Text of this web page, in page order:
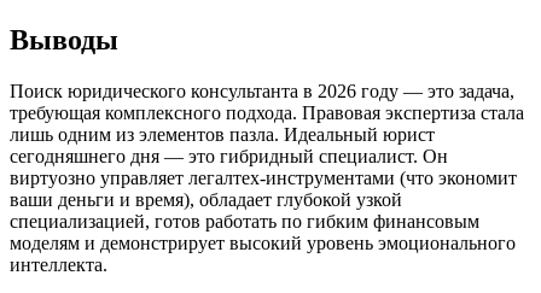
Выводы
Поиск юридического консультанта в 2026 году — это задача,
требующая комплексного подхода. Правовая экспертиза стала
лишь одним из элементов пазла. Идеальный юрист
сегодняшнего дня — это гибридный специалист. Он
виртуозно управляет легалтех-инструментами (что экономит
ваши деньги и время), обладает глубокой узкой
специализацией, готов работать по гибким финансовым
моделям и демонстрирует высокий уровень эмоционального
интеллекта.